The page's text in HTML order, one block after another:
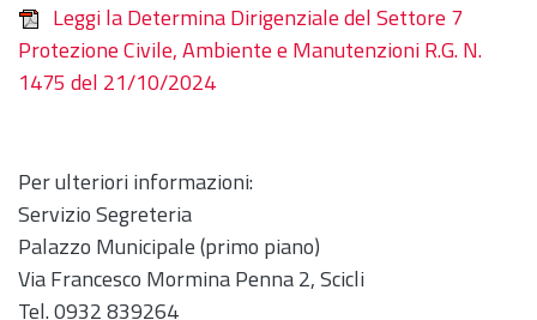
Leggi la Determina Dirigenziale del Settore 7
Protezione Civile, Ambiente e Manutenzioni R.G. N.
1475 del 21/10/2024
Per ulteriori informazioni:
Servizio Segreteria
Palazzo Municipale (primo piano)
Via Francesco Mormina Penna 2, Scicli
Tel. 0932 839264